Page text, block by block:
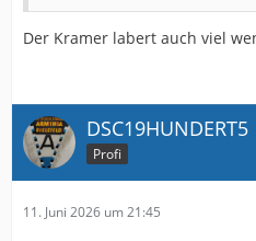
Der Kramer labert auch viel
DSC19HUNDERT5
Profi
11. Juni 2026 um 21:45